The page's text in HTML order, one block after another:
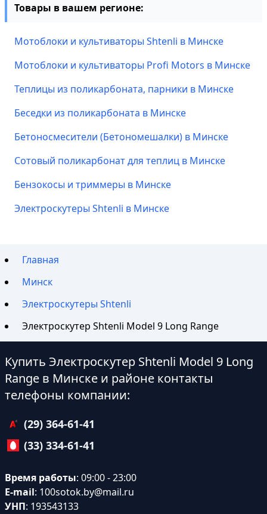
Товары в вашем регионе:
Мотоблоки и культиваторы Shtenli в Минске
Мотоблоки и культиваторы Profi Motors в Минске
Теплицы из поликарбоната, парники в Минске
Беседки из поликарбоната в Минске
Бетоносмесители (Бетономешалки) в Минске
Сотовый поликарбонат для теплиц в Минске
Бензокосы и триммеры в Минске
Электроскутеры Shtenli в Минске
Главная
Минск
Электроскутеры Shtenli
Электроскутер Shtenli Model 9 Long Range
Купить Электроскутер Shtenli Model 9 Long
Range в Минске и районе контакты
телефоны компании:
(29) 364-61-41
(33) 334-61-41
Время работы: 09:00 - 23:00
E-mail: 100sotok.by@mail.ru
УНП: 193543133